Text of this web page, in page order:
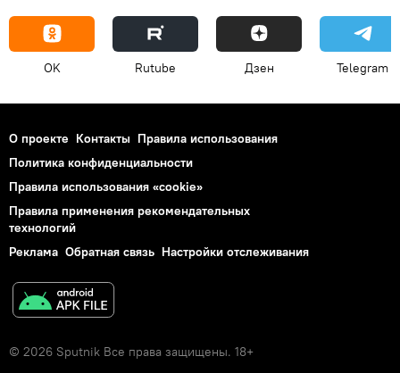
OK Rutube Дзен Telegram
О проекте Контакты Правила использования
Политика конфиденциальности
Правила использования «cookie»
Правила применения рекомендательных
технологий
Реклама Обратная связь Настройки отслеживания
© 2026 Sputnik Все права защищены. 18+